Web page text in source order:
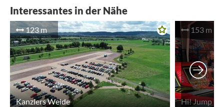
Interessantes in der Nähe
123 m
Kanzlers Weide
153 m
Hi! Jump